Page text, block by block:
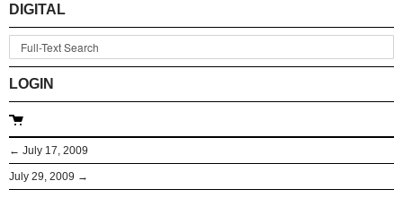
DIGITAL
LOGIN
← July 17, 2009
July 29, 2009 →